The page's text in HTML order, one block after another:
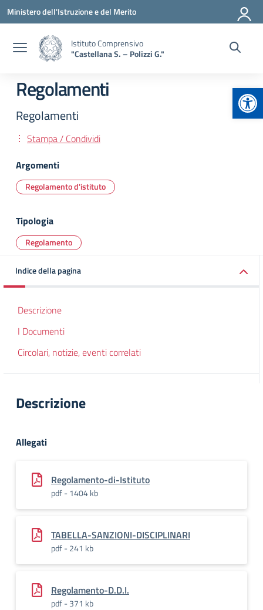
Vai ai contenuti
Vai al menu di navigazione
Vai al footer
Ministero dell'Istruzione e del Merito
Istituto Comprensivo
"Castellana S. – Polizzi G."
Regolamenti
Regolamenti
Stampa / Condividi
Argomenti
Regolamento d'istituto
Tipologia
Regolamento
Indice della pagina
Descrizione
I Documenti
Circolari, notizie, eventi correlati
Descrizione
Allegati
Regolamento-di-Istituto
pdf - 1404 kb
TABELLA-SANZIONI-DISCIPLINARI
pdf - 241 kb
Regolamento-D.D.I.
pdf - 371 kb